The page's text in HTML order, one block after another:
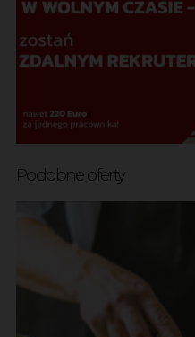
Podobne oferty